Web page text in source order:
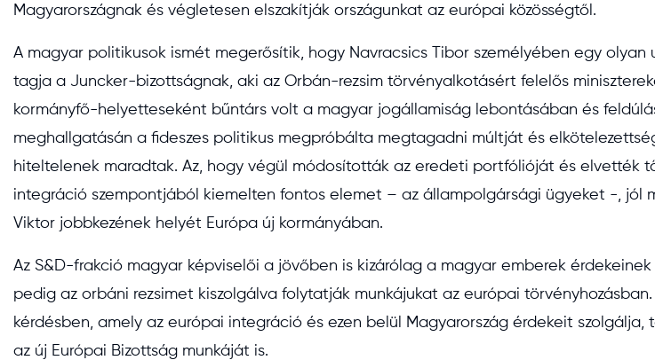
Magyarországnak és végletesen elszakítják országunkat az európai közösségtől.
A magyar politikusok ismét megerősítik, hogy Navracsics Tibor személyében egy olyan
tagja a Juncker-bizottságnak, aki az Orbán-rezsim törvényalkotásért felelős
kormányfő-helyetteseként bűntárs volt a magyar jogállamiság lebontásában és
meghallgatásán a fideszes politikus megpróbálta megtagadni múltját és
hiteltelenek maradtak. Az, hogy végül módosították az eredeti portfólióját és elvették
integráció szempontjából kiemelten fontos elemet – az állampolgársági ügyeket -, jól
Viktor jobbkezének helyét Európa új kormányában.
Az S&D-frakció magyar képviselői a jövőben is kizárólag a magyar emberek
pedig az orbáni rezsimet kiszolgálva folytatják munkájukat az európai
kérdésben, amely az európai integráció és ezen belül Magyarország érdekeit szolgálja,
az új Európai Bizottság munkáját is.